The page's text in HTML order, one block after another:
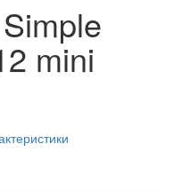
mini